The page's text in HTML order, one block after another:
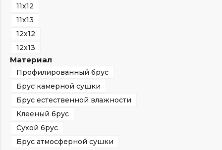
11х12
11х13
12х12
12х13
Материал
Профилированный брус
Брус камерной сушки
Брус естественной влажности
Клееный брус
Сухой брус
Брус атмосферной сушки